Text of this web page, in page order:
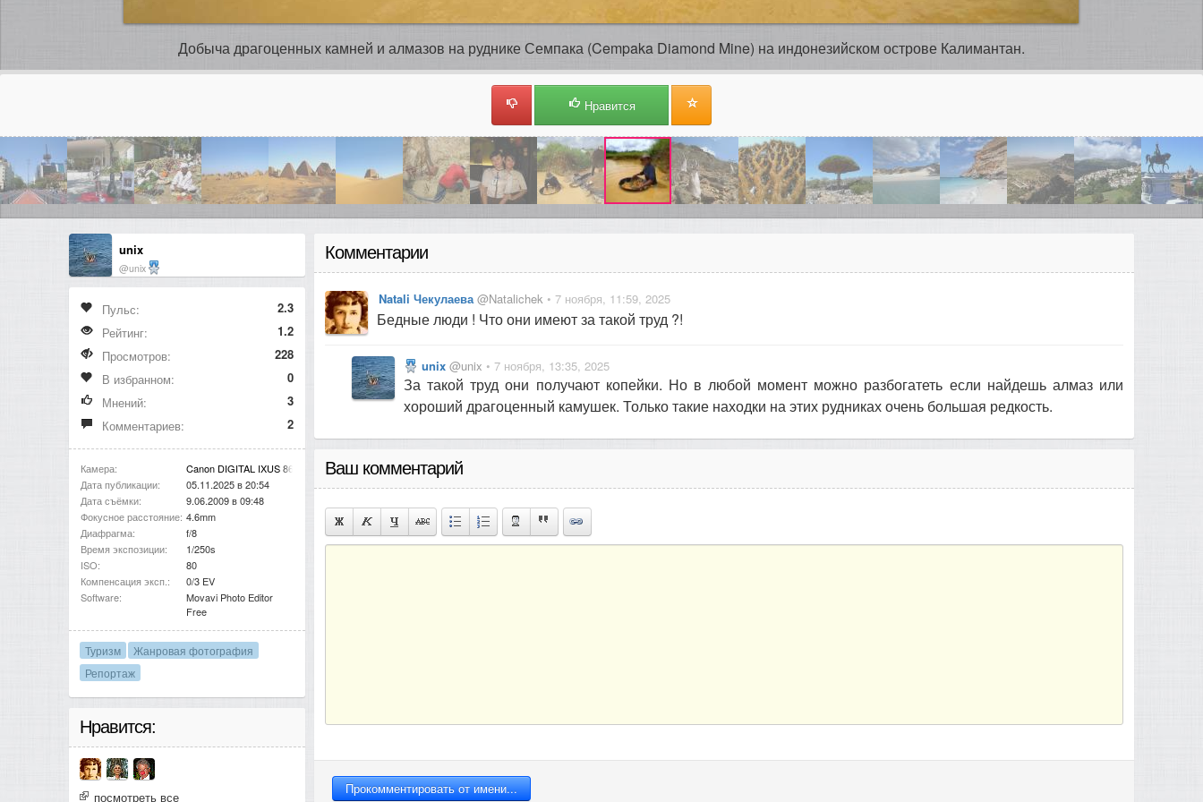
Добыча драгоценных камней и алмазов на руднике Семпака (Cempaka Diamond Mine) на индонезийском острове Калимантан.
Нравится
unix
@unix
Пульс:
2.3
Рейтинг:
1.2
Просмотров:
228
В избранном:
0
Мнений:
3
Комментариев:
2
Камера:
Canon DIGITAL IXUS 860 IS
Дата публикации:
05.11.2025 в 20:54
Дата съёмки:
9.06.2009 в 09:48
Фокусное расстояние: 4.6mm
Диафрагма:
f/8
Время экспозиции:
1/250s
ISO:
80
Компенсация эксп.:
0/3 EV
Software:
Movavi Photo Editor
Free
Туризм
Жанровая фотография
Репортаж
Нравится:
посмотреть все
Комментарии
Natali Чекулаева @Natalichek • 7 ноября, 11:59, 2025
Бедные люди ! Что они имеют за такой труд ?!
unix @unix • 7 ноября, 13:35, 2025
За такой труд они получают копейки. Но в любой момент можно разбогатеть если найдешь алмаз или
хороший драгоценный камушек. Только такие находки на этих рудниках очень большая редкость.
Ваш комментарий